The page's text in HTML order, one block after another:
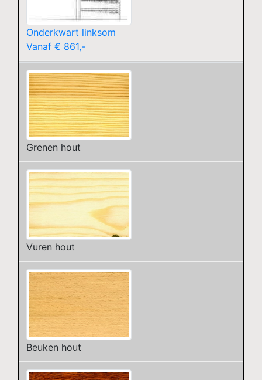
Onderkwart linksom
Vanaf € 861,-
Grenen hout
Vuren hout
Beuken hout